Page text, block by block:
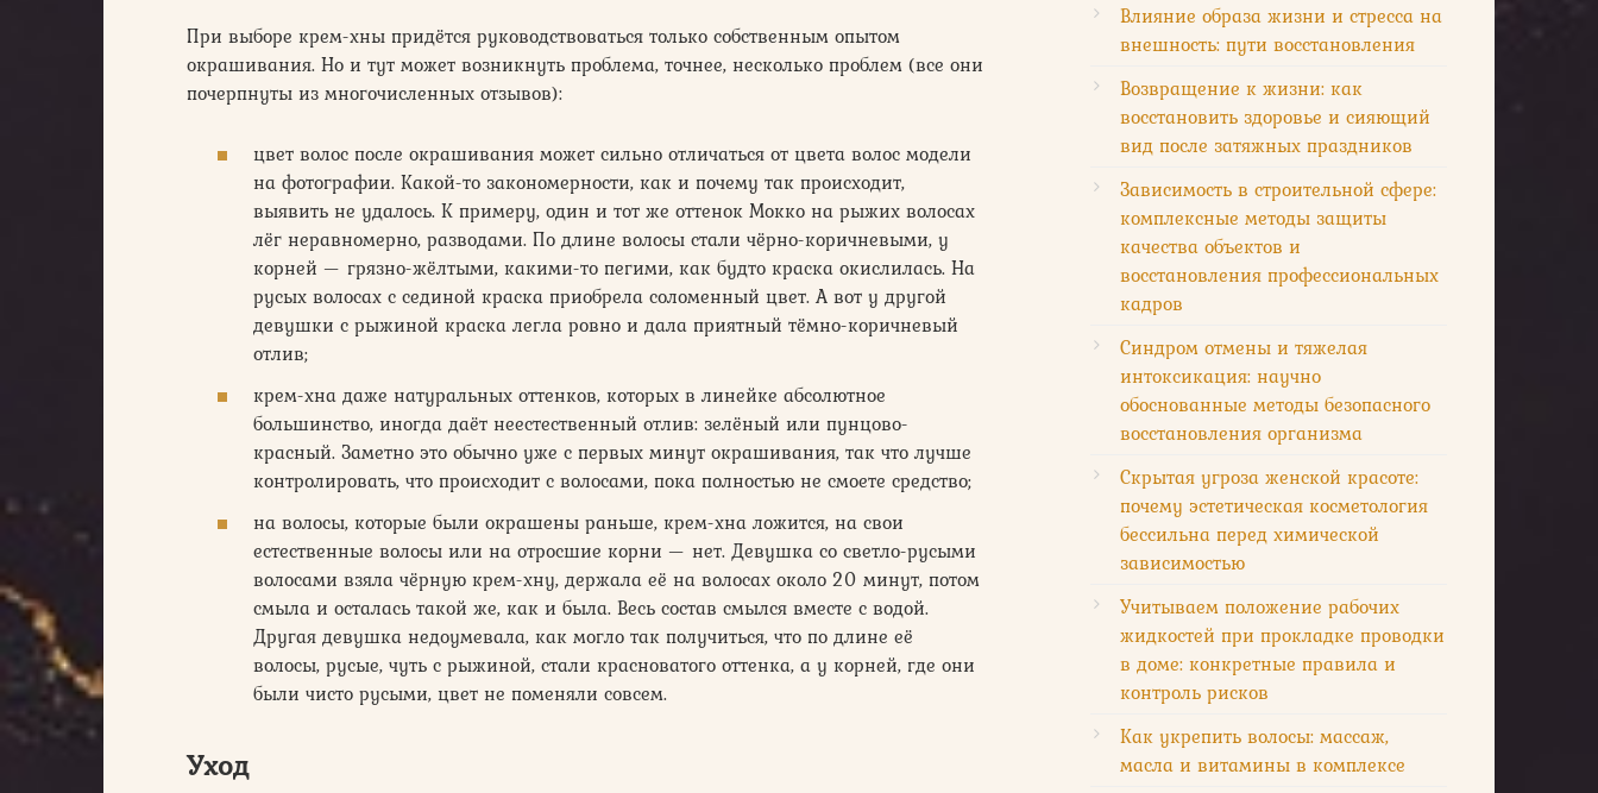
При выборе крем-хны придётся руководствоваться только собственным опытом
окрашивания. Но и тут может возникнуть проблема, точнее, несколько проблем (все они
почерпнуты из многочисленных отзывов):
цвет волос после окрашивания может сильно отличаться от цвета волос модели
на фотографии. Какой-то закономерности, как и почему так происходит,
выявить не удалось. К примеру, один и тот же оттенок Мокко на рыжих волосах
лёг неравномерно, разводами. По длине волосы стали чёрно-коричневыми, у
корней — грязно-жёлтыми, какими-то пегими, как будто краска окислилась. На
русых волосах с сединой краска приобрела соломенный цвет. А вот у другой
девушки с рыжиной краска легла ровно и дала приятный тёмно-коричневый
отлив;
крем-хна даже натуральных оттенков, которых в линейке абсолютное
большинство, иногда даёт неестественный отлив: зелёный или пунцово-
красный. Заметно это обычно уже с первых минут окрашивания, так что лучше
контролировать, что происходит с волосами, пока полностью не смоете средство;
на волосы, которые были окрашены раньше, крем-хна ложится, на свои
естественные волосы или на отросшие корни — нет. Девушка со светло-русыми
волосами взяла чёрную крем-хну, держала её на волосах около 20 минут, потом
смыла и осталась такой же, как и была. Весь состав смылся вместе с водой.
Другая девушка недоумевала, как могло так получиться, что по длине её
волосы, русые, чуть с рыжиной, стали красноватого оттенка, а у корней, где они
были чисто русыми, цвет не поменяли совсем.
Уход
Влияние образа жизни и стресса на
внешность: пути восстановления
Возвращение к жизни: как
восстановить здоровье и сияющий
вид после затяжных праздников
Зависимость в строительной сфере:
комплексные методы защиты
качества объектов и
восстановления профессиональных
кадров
Синдром отмены и тяжелая
интоксикация: научно
обоснованные методы безопасного
восстановления организма
Скрытая угроза женской красоте:
почему эстетическая косметология
бессильна перед химической
зависимостью
Учитываем положение рабочих
жидкостей при прокладке проводки
в доме: конкретные правила и
контроль рисков
Как укрепить волосы: массаж,
масла и витамины в комплексе